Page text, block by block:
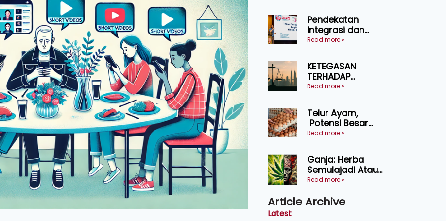
Pendekatan
Integrasi dan
Teknologi Baharu
Ternakan
Ruminan
Read more »
KETEGASAN
TERHADAP
KEDAULATAN
ASAS KEPADA
KEADILAN DAN
KEHARMONIAN
Read more »
Telur Ayam,
Potensi Besar
Dalam Industri
Kosmetik dan
Penyelidikan
Read more »
Ganja: Herba
Semulajadi Atau
Ancaman
Read more »
Article Archive
Latest